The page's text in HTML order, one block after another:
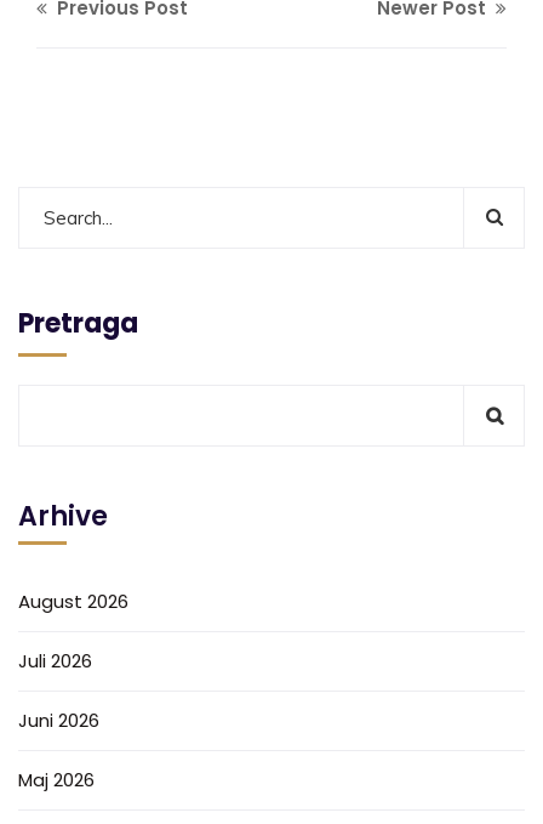
Previous Post Newer Post
Pretraga
Arhive
August 2026
Juli 2026
Juni 2026
Maj 2026